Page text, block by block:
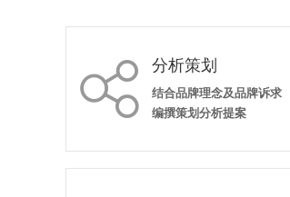
 分析策划
结合品牌理念及品牌诉求
编撰策划分析提案